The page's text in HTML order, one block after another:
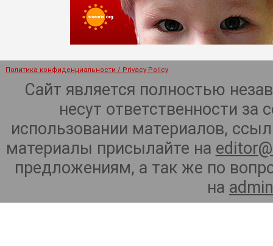
Политика конфиденциальности / Privacy Policy
Сайт является полностью
несут ответственности
использовании материалов,
материалы присылайте на
предложениям, а так же по
на